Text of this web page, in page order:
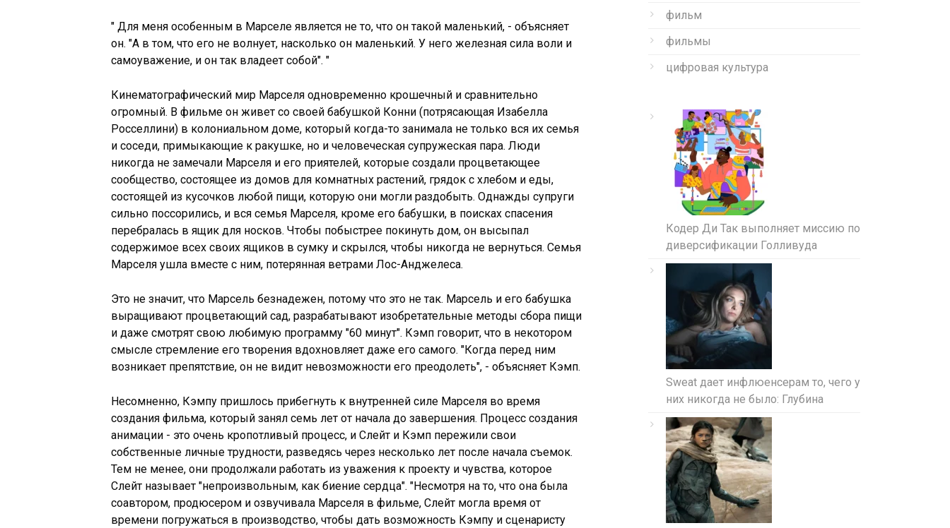
" Для меня особенным в Марселе является не то, что он такой маленький, - объясняет
он. "А в том, что его не волнует, насколько он маленький. У него железная сила воли и
самоуважение, и он так владеет собой". "
Кинематографический мир Марселя одновременно крошечный и сравнительно
огромный. В фильме он живет со своей бабушкой Конни (потрясающая Изабелла
Росселлини) в колониальном доме, который когда-то занимала не только вся их семья
и соседи, примыкающие к ракушке, но и человеческая супружеская пара. Люди
никогда не замечали Марселя и его приятелей, которые создали процветающее
сообщество, состоящее из домов для комнатных растений, грядок с хлебом и еды,
состоящей из кусочков любой пищи, которую они могли раздобыть. Однажды супруги
сильно поссорились, и вся семья Марселя, кроме его бабушки, в поисках спасения
перебралась в ящик для носков. Чтобы побыстрее покинуть дом, он высыпал
содержимое всех своих ящиков в сумку и скрылся, чтобы никогда не вернуться. Семья
Марселя ушла вместе с ним, потерянная ветрами Лос-Анджелеса.
Это не значит, что Марсель безнадежен, потому что это не так. Марсель и его бабушка
выращивают процветающий сад, разрабатывают изобретательные методы сбора пищи
и даже смотрят свою любимую программу "60 минут". Кэмп говорит, что в некотором
смысле стремление его творения вдохновляет даже его самого. "Когда перед ним
возникает препятствие, он не видит невозможности его преодолеть", - объясняет Кэмп.
Несомненно, Кэмпу пришлось прибегнуть к внутренней силе Марселя во время
создания фильма, который занял семь лет от начала до завершения. Процесс создания
анимации - это очень кропотливый процесс, и Слейт и Кэмп пережили свои
собственные личные трудности, разведясь через несколько лет после начала съемок.
Тем не менее, они продолжали работать из уважения к проекту и чувства, которое
Слейт называет "непроизвольным, как биение сердца". "Несмотря на то, что она была
соавтором, продюсером и озвучивала Марселя в фильме, Слейт могла время от
времени погружаться в производство, чтобы дать возможность Кэмпу и сценаристу
фильм
фильмы
цифровая культура
Кодер Ди Так выполняет миссию по
диверсификации Голливуда
Sweat дает инфлюенсерам то, чего у
них никогда не было: Глубина